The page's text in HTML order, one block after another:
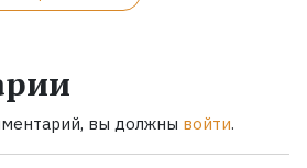
вы должны войти.